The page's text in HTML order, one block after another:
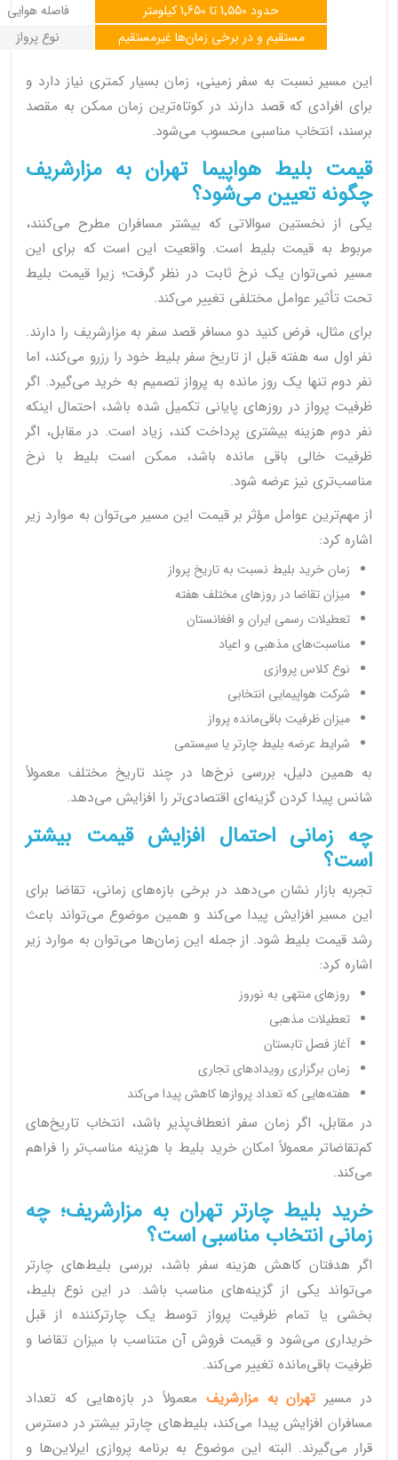
فاصله هوایی
حدود 1٬550 تا 1٬650 کیلومتر
نوع پرواز
مستقیم و در برخی زمان‌ها غیرمستقیم
این مسیر نسبت به سفر زمینی، زمان بسیار کمتری نیاز دارد و
برای افرادی که قصد دارند در کوتاه‌ترین زمان ممکن به مقصد
برسند، انتخاب مناسبی محسوب می‌شود.
قیمت بلیط هواپیما تهران به مزارشریف
چگونه تعیین می‌شود؟
یکی از نخستین سوالاتی که بیشتر مسافران مطرح می‌کنند،
مربوط به قیمت بلیط است. واقعیت این است که برای این
مسیر نمی‌توان یک نرخ ثابت در نظر گرفت؛ زیرا قیمت بلیط
تحت تأثیر عوامل مختلفی تغییر می‌کند.
برای مثال، فرض کنید دو مسافر قصد سفر به مزارشریف را دارند.
نفر اول سه هفته قبل از تاریخ سفر بلیط خود را رزرو می‌کند، اما
نفر دوم تنها یک روز مانده به پرواز تصمیم به خرید می‌گیرد. اگر
ظرفیت پرواز در روزهای پایانی تکمیل شده باشد، احتمال اینکه
نفر دوم هزینه بیشتری پرداخت کند، زیاد است. در مقابل، اگر
ظرفیت خالی باقی مانده باشد، ممکن است بلیط با نرخ
مناسب‌تری نیز عرضه شود.
از مهم‌ترین عوامل مؤثر بر قیمت این مسیر می‌توان به موارد زیر
اشاره کرد:
زمان خرید بلیط نسبت به تاریخ پرواز
میزان تقاضا در روزهای مختلف هفته
تعطیلات رسمی ایران و افغانستان
مناسبت‌های مذهبی و اعیاد
نوع کلاس پروازی
شرکت هواپیمایی انتخابی
میزان ظرفیت باقی‌مانده پرواز
شرایط عرضه بلیط چارتر یا سیستمی
به همین دلیل، بررسی نرخ‌ها در چند تاریخ مختلف معمولاً
شانس پیدا کردن گزینه‌ای اقتصادی‌تر را افزایش می‌دهد.
چه زمانی احتمال افزایش قیمت بیشتر
است؟
تجربه بازار نشان می‌دهد در برخی بازه‌های زمانی، تقاضا برای
این مسیر افزایش پیدا می‌کند و همین موضوع می‌تواند باعث
رشد قیمت بلیط شود. از جمله این زمان‌ها می‌توان به موارد زیر
اشاره کرد:
روزهای منتهی به نوروز
تعطیلات مذهبی
آغاز فصل تابستان
زمان برگزاری رویدادهای تجاری
هفته‌هایی که تعداد پروازها کاهش پیدا می‌کند
در مقابل، اگر زمان سفر انعطاف‌پذیر باشد، انتخاب تاریخ‌های
کم‌تقاضاتر معمولاً امکان خرید بلیط با هزینه مناسب‌تر را فراهم
می‌کند.
خرید بلیط چارتر تهران به مزارشریف؛ چه
زمانی انتخاب مناسبی است؟
اگر هدفتان کاهش هزینه سفر باشد، بررسی بلیط‌های چارتر
می‌تواند یکی از گزینه‌های مناسب باشد. در این نوع بلیط،
بخشی یا تمام ظرفیت پرواز توسط یک چارترکننده از قبل
خریداری می‌شود و قیمت فروش آن متناسب با میزان تقاضا و
ظرفیت باقی‌مانده تغییر می‌کند.
در مسیر تهران به مزارشریف معمولاً در بازه‌هایی که تعداد
مسافران افزایش پیدا می‌کند، بلیط‌های چارتر بیشتر در دسترس
قرار می‌گیرند. البته این موضوع به برنامه پروازی ایرلاین‌ها و